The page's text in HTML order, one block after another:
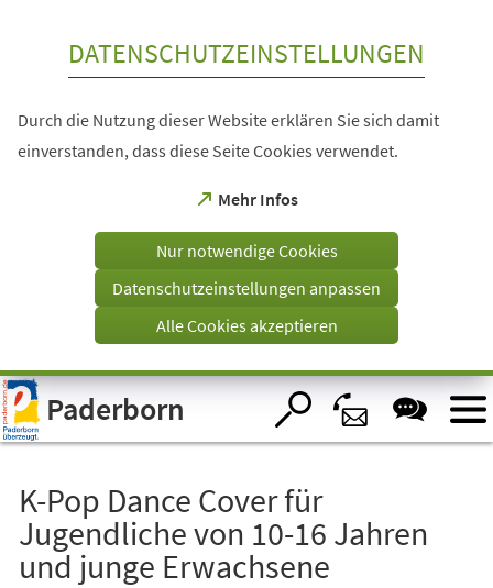
Visuelle
Assistenzsoftware
öffnen.
DATENSCHUTZEINSTELLUNGEN
Durch die Nutzung dieser Website erklären Sie sich damit
einverstanden, dass diese Seite Cookies verwendet.
Mehr Infos
(Öffnet
einem
Tab)
Nur notwendige Cookies
Datenschutzeinstellungen anpassen
Alle Cookies akzeptieren
Paderborn
K-Pop Dance Cover für
Jugendliche von 10-16 Jahren
und junge Erwachsene